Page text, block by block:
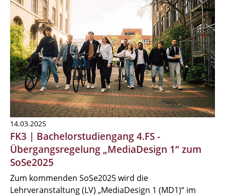
14.03.2025
FK3 | Bachelorstudiengang 4.FS -
Übergangsregelung „MediaDesign 1“ zum
SoSe2025
Zum kommenden SoSe2025 wird die
Lehrveranstaltung (LV) „MediaDesign 1 (MD1)“ im